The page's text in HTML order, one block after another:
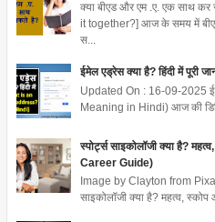
क्या बीएड और एम .ए. एक साथ
it together?] आज के समय में
स...
ईमेल एड्रेस क्या है? हिंदी में पूरी
Updated On : 16-09-2025
Meaning in Hindi) आज की
स्पोर्ट्स साइकोलॉजी क्या है?
Career Guide)
Image by Clayton from
साइकोलॉजी क्या है? महत्व,